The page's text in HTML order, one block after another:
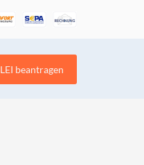
LEI beantragen